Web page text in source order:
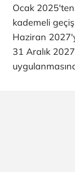
Ocak
kademeli
Haziran
31 Aralık